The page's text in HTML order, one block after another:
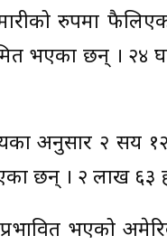
रुपमा
भएका छन् । २४
अनुसार २ सय
छन् । २ लाख
भएको